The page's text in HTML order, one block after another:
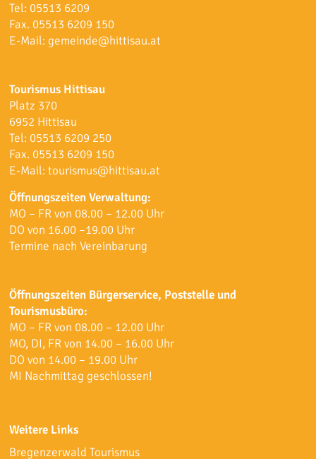
Tel: 05513 6209
Fax. 05513 6209 150
E-Mail: gemeinde@hittisau.at
Tourismus Hittisau
Platz 370
6952 Hittisau
Tel: 05513 6209 250
Fax. 05513 6209 150
E-Mail:tourismus@hittisau.at
Öffnungszeiten Verwaltung:
MO – FR von 08.00 – 12.00 Uhr
DO von 16.00 –19.00 Uhr
Termine nach Vereinbarung
Öffnungszeiten Bürgerservice, Poststelle und
Tourismusbüro:
MO – FR von 08.00 – 12.00 Uhr
MO, DI, FR von 14.00 – 16.00 Uhr
DO von 14.00 – 19.00 Uhr
MI Nachmittag geschlossen!
Weitere Links
Bregenzerwald Tourismus